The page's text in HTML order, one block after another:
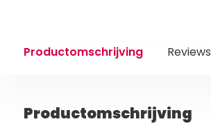
Productomschrijving Reviews
Productomschrijving